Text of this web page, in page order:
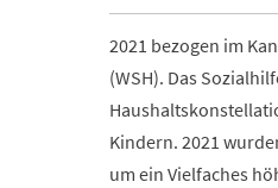
2021 bezogen im
(WSH). Das
Kindern. 2021
um ein Vielfaches